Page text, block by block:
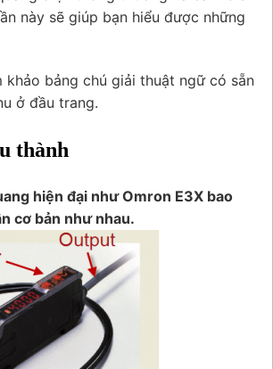
này sẽ giúp bạn hiểu được những
khảo bảng chú giải thuật ngữ có sẵn
ở đầu trang.
thành
hiện đại như Omron E3X bao
cơ bản như nhau.